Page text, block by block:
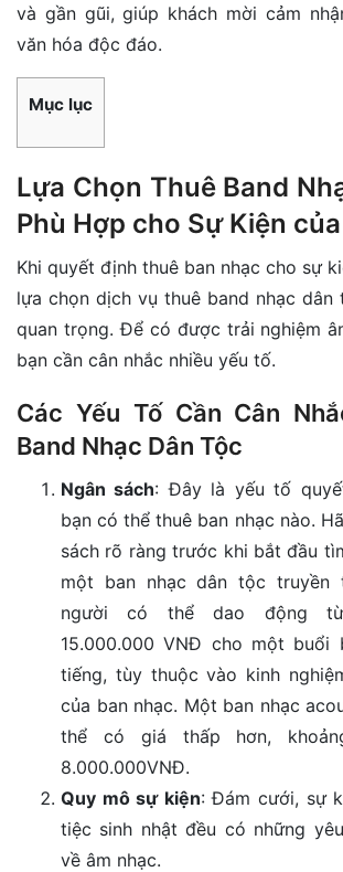
và gần gũi, giúp khách mời cảm
văn hóa độc đáo.
Mục lục
Lựa Chọn Thuê Band
Phù Hợp cho Sự Kiện
Khi quyết định thuê ban nhạc cho sự
lựa chọn dịch vụ thuê band nhạc
quan trọng. Để có được trải nghiệm
bạn cần cân nhắc nhiều yếu tố.
Các Yếu Tố Cần Cân
Band Nhạc Dân Tộc
Ngân sách: Đây là yếu tố
bạn có thể thuê ban nhạc nào.
sách rõ ràng trước khi bắt đầu
một ban nhạc dân tộc truyền
người có thể dao động
15.000.000 VNĐ cho một buổi
tiếng, tùy thuộc vào kinh
của ban nhạc. Một ban nhạc
thể có giá thấp hơn,
8.000.000VNĐ.
Quy mô sự kiện: Đám cưới, sự
tiệc sinh nhật đều có những
về âm nhạc.